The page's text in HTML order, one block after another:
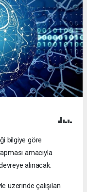
bilgiye göre
amacıyla
alınacak.
üzerinde çalışılan